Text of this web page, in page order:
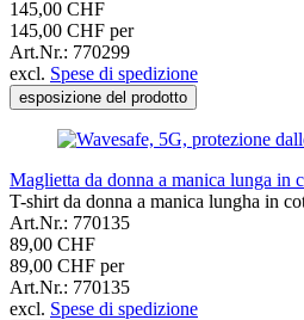
145,00 CHF
145,00 CHF per
Art.Nr.: 770299
excl. Spese di spedizione
esposizione del prodotto
Maglietta da donna a manica lunga in
T-shirt da donna a manica lungha in
Art.Nr.: 770135
89,00 CHF
89,00 CHF per
Art.Nr.: 770135
excl. Spese di spedizione